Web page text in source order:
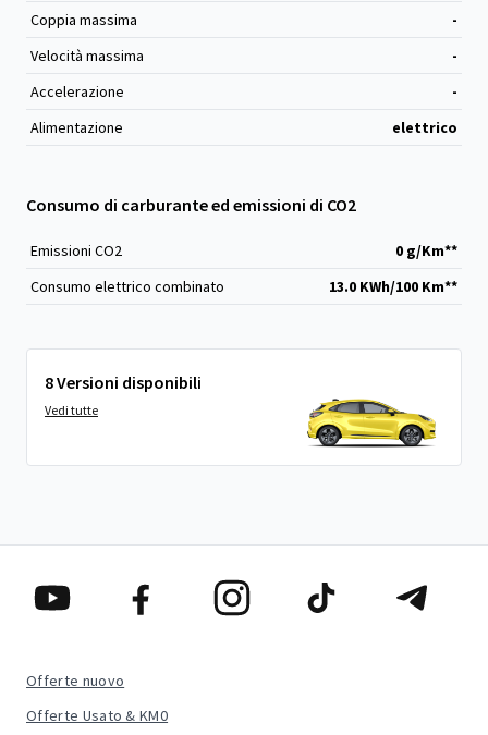
Coppia massima
-
Velocità massima
-
Accelerazione
-
Alimentazione
elettrico
Consumo di carburante ed emissioni di CO2
Emissioni CO2
0 g/Km**
Consumo elettrico combinato
13.0 KWh/100 Km**
8 Versioni disponibili
Vedi tutte
Offerte nuovo
Offerte Usato & KM0